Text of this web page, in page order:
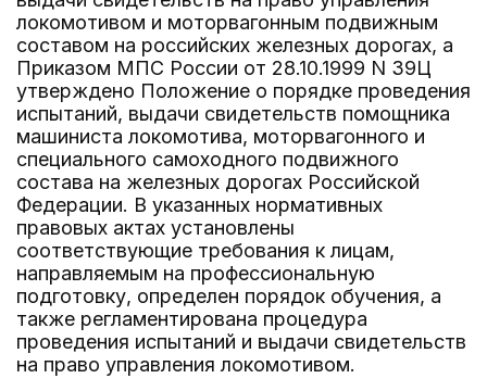
локомотивом и моторвагонным подвижным
составом на российских железных дорогах, а
Приказом МПС России от 28.10.1999 N 39Ц
утверждено Положение о порядке проведения
испытаний, выдачи свидетельств помощника
машиниста локомотива, моторвагонного и
специального самоходного подвижного
состава на железных дорогах Российской
Федерации. В указанных нормативных
правовых актах установлены
соответствующие требования к лицам,
направляемым на профессиональную
подготовку, определен порядок обучения, а
также регламентирована процедура
проведения испытаний и выдачи свидетельств
на право управления локомотивом.